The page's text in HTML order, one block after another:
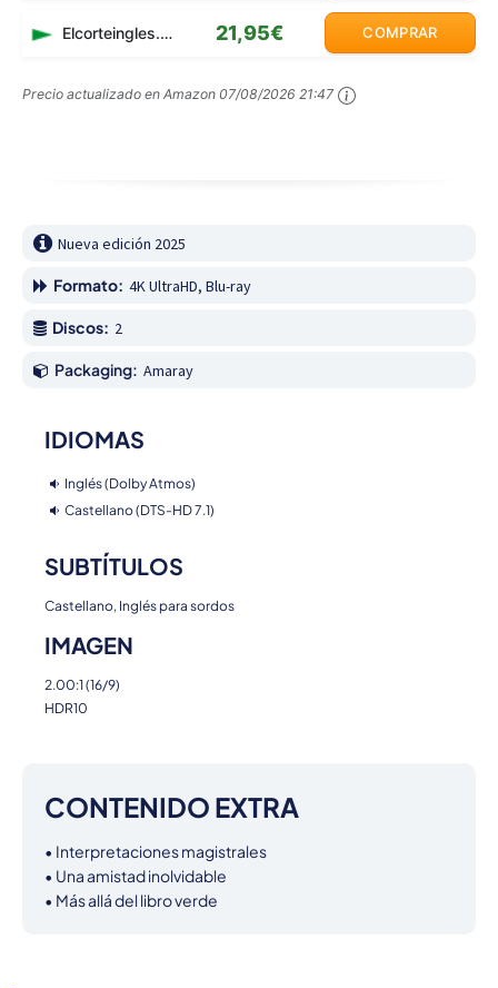
Elcorteingles.es 21,95€ COMPRAR
Precio actualizado en Amazon 07/08/2026 21:47
Nueva edición 2025
Formato: 4K UltraHD, Blu-ray
Discos: 2
Packaging: Amaray
IDIOMAS
Inglés (Dolby Atmos)
Castellano (DTS-HD 7.1)
SUBTÍTULOS
Castellano, Inglés para sordos
IMAGEN
2.00:1 (16/9)
HDR10
CONTENIDO EXTRA
• Interpretaciones magistrales
• Una amistad inolvidable
• Más allá del libro verde